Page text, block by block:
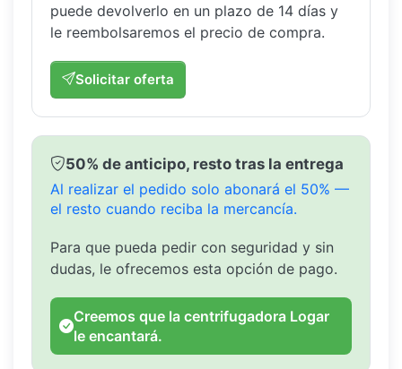
puede devolverlo en un plazo de 14 días y
le reembolsaremos el precio de compra.
Solicitar oferta
50% de anticipo, resto tras la entrega
Al realizar el pedido solo abonará el 50% —
el resto cuando reciba la mercancía.
Para que pueda pedir con seguridad y sin
dudas, le ofrecemos esta opción de pago.
Creemos que la centrifugadora Logar
le encantará.